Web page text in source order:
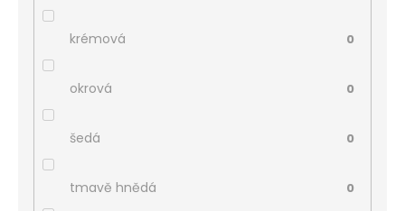
krémová 0
okrová 0
šedá 0
tmavě hnědá 0